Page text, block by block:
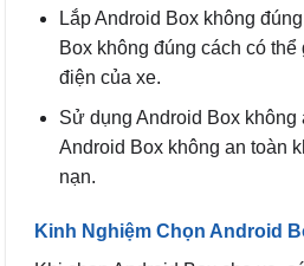
Lắp Android Box không
Box không đúng cách có
điện của xe.
Sử dụng Android Box không
Android Box không an toàn
nạn.
Kinh Nghiệm Chọn Android